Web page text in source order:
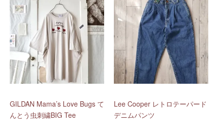
GILDAN Mama’s Love Bugs て
んとう虫刺繍BIG Tee
Lee Cooper レトロテーパード
デニムパンツ